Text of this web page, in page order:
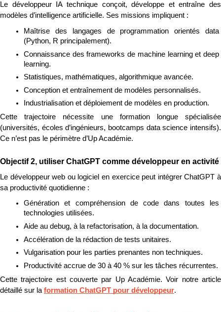
Le développeur IA technique conçoit, développe et entraîne des
modèles d’intelligence artificielle. Ses missions impliquent :
Maîtrise des langages de programmation orientés data
(Python, R principalement).
Connaissance des frameworks de machine learning et deep
learning.
Statistiques, mathématiques, algorithmique avancée.
Conception et entraînement de modèles personnalisés.
Industrialisation et déploiement de modèles en production.
Cette trajectoire nécessite une formation longue spécialisée
(universités, écoles d’ingénieurs, bootcamps data science intensifs).
Ce n’est pas le périmètre d’Up Académie.
Objectif 2, utiliser ChatGPT comme développeur en activité
Le développeur web ou logiciel en exercice peut intégrer ChatGPT à
sa productivité quotidienne :
Génération et compréhension de code dans toutes les
technologies utilisées.
Aide au debug, à la refactorisation, à la documentation.
Accélération de la rédaction de tests unitaires.
Vulgarisation pour les parties prenantes non techniques.
Productivité accrue de 30 à 40 % sur les tâches récurrentes.
Cette trajectoire est couverte par Up Académie. Voir notre article
détaillé sur la formation ChatGPT pour développeur.